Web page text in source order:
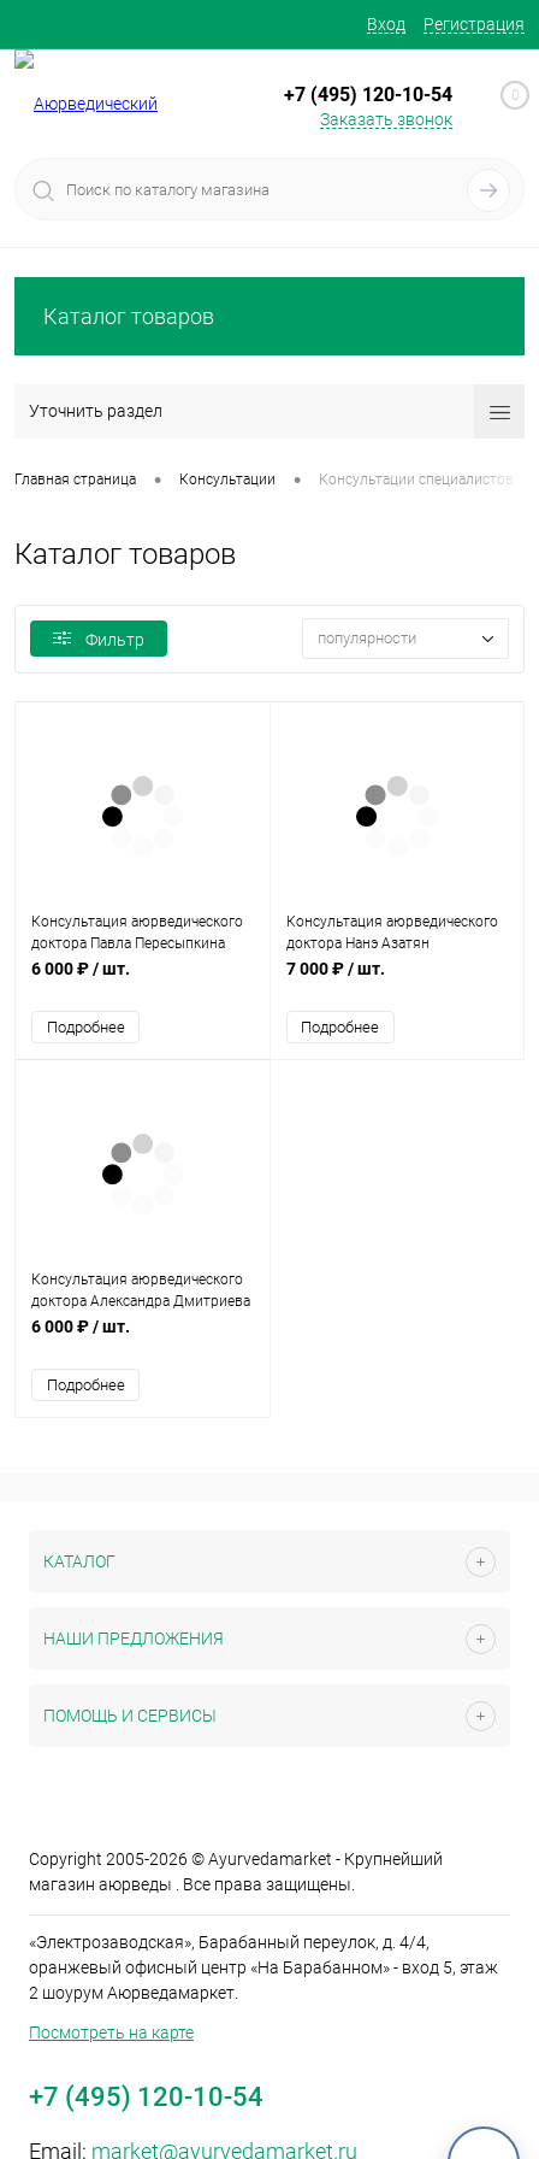
Вход Регистрация
+7 (495) 120-10-54
Заказать звонок
0
Каталог товаров
Уточнить раздел
Главная страница • Консультации • Консультации специалистов
Каталог товаров
Фильтр популярности
Консультация аюрведического
доктора Павла Пересыпкина
6 000 ₽/ шт.
Подробнее
Консультация аюрведического
доктора Нанэ Азатян
7 000 ₽/ шт.
Подробнее
Консультация аюрведического
доктора Александра Дмитриева
6 000 ₽/ шт.
Подробнее
КАТАЛОГ
НАШИ ПРЕДЛОЖЕНИЯ
ПОМОЩЬ И СЕРВИСЫ
Copyright 2005-2026 © Ayurvedamarket - Крупнейший
магазин аюрведы . Все права защищены.
«Электрозаводская», Барабанный переулок, д. 4/4,
оранжевый офисный центр «На Барабанном» - вход 5, этаж
2 шоурум Аюрведамаркет.
Посмотреть на карте
+7 (495) 120-10-54
Email: market@ayurvedamarket.ru